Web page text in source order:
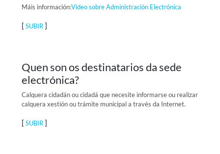
Máis información:Video sobre Administración Electrónica
[ SUBIR]
Quen son os destinatarios da sede
electrónica?
Calquera cidadán ou cidadá que necesite informarse ou realizar
calquera xestión ou trámite municipal a través da Internet.
[ SUBIR]